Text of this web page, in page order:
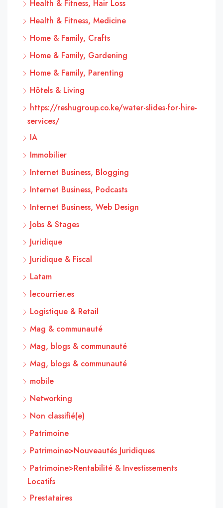
Health & Fitness, Hair Loss
Health & Fitness, Medicine
Home & Family, Crafts
Home & Family, Gardening
Home & Family, Parenting
Hôtels & Living
https://reshugroup.co.ke/water-slides-for-hire-
services/
IA
Immobilier
Internet Business, Blogging
Internet Business, Podcasts
Internet Business, Web Design
Jobs & Stages
Juridique
Juridique & Fiscal
Latam
lecourrier.es
Logistique & Retail
Mag & communauté
Mag, blogs & communauté
Mag, blogs & communauté
mobile
Networking
Non classifié(e)
Patrimoine
Patrimoine>Nouveautés Juridiques
Patrimoine>Rentabilité & Investissements
Locatifs
Prestataires